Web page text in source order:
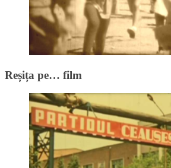
Reșița pe… film